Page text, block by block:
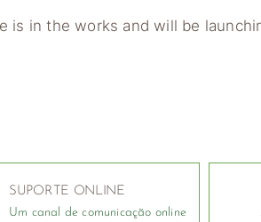
is in the works and will be
SUPORTE ONLINE
Um canal de comunicação online